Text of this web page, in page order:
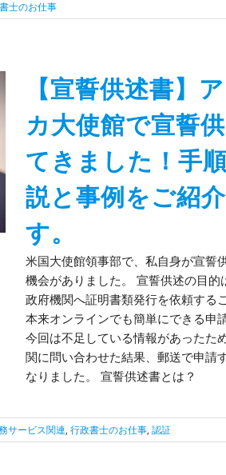
士のお仕事
【宣誓供述書】
カ大使館で宣誓
てきました！手
説と事例をご紹
す。
米国大使館領事部で、私自身が宣誓
機会がありました。 宣誓供述の目的
政府機関へ証明書類発行を依頼する
本来オンラインでも簡単にできる申
今回は不足している情報があったた
関に問い合わせた結果、郵送で申請
なりました。 宣誓供述書とは？
サービス関連, 行政書士のお仕事, 認証